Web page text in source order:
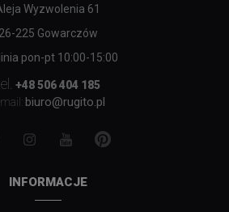
Wyzwolenia 61
26-225 Gowarczów
pon-pt 10:00-15:00
+48 506 404 185
biuro@rugito.pl
INFORMACJE